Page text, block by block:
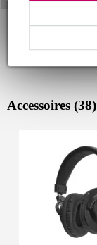
Accessoires (38)